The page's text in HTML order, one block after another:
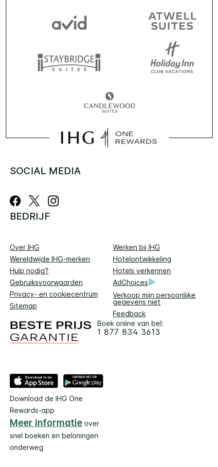
SOCIAL MEDIA
BEDRIJF
Over IHG
Werken bij IHG
Wereldwijde IHG-merken
Hotelontwikkeling
Hulp nodig?
Hotels verkennen
Gebruiksvoorwaarden
AdChoices
Privacy- en cookiecentrum
Verkoop mijn persoonlijke
gegevens niet
Sitemap
Feedback
Boek online van bel:
1 877 834 3613
Download de IHG One
Rewards-app
Meer informatie over
snel boeken en beloningen
onderweg